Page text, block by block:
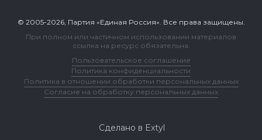
© 2005-2026, Партия «Единая Россия». Все права защищены.
При полном или частичном использовании материалов
ссылка на ресурс обязательна.
Пользовательское соглашение
Политика конфиденциальности
Политика в отношении обработки персональных данных
Согласие на обработку персональных данных
Сделано в Extyl